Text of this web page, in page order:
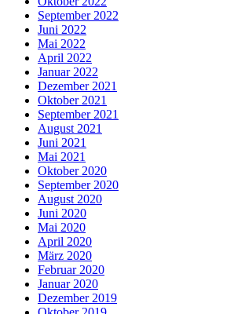
September 2022
Juni 2022
Mai 2022
April 2022
Januar 2022
Dezember 2021
Oktober 2021
September 2021
August 2021
Juni 2021
Mai 2021
Oktober 2020
September 2020
August 2020
Juni 2020
Mai 2020
April 2020
März 2020
Februar 2020
Januar 2020
Dezember 2019